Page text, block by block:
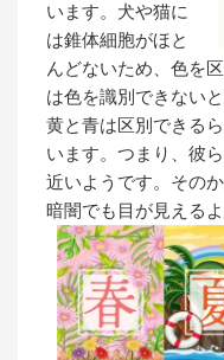
います。犬や猫に
は錐体細胞がほと
んどないため、色を
は色を識別できない
黄と青は区別できる
います。つまり、彼
近いようです。その
暗闇でも目が見えるよ